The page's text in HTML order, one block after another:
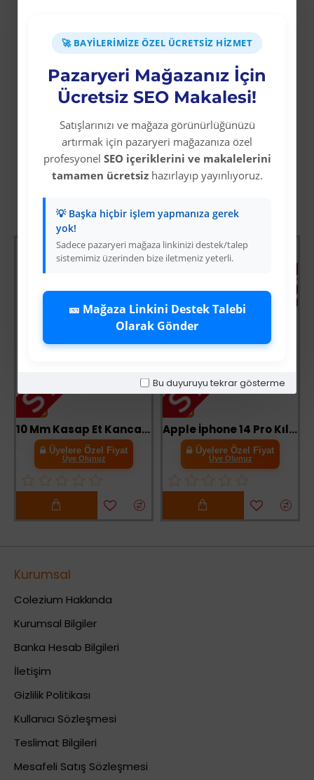
🚀 BAYILERIMIZE ÖZEL ÜCRETSIZ HIZMET
Pazaryeri Mağazanız İçin
Ücretsiz SEO Makalesi!
Satışlarınızı ve mağaza görünürlüğünüzü
artırmak için pazaryeri mağazanıza özel
profesyonel SEO içeriklerini ve makalelerini
tamamen ücretsizhazırlayıp yayınlıyoruz.
💡 Başka hiçbir işlem yapmanıza gerek
yok!
Sadece pazaryeri mağaza linkinizi destek/talep
sistemimiz üzerinden bize iletmeniz yeterli.
🎫 Mağaza Linkini Destek Talebi
Olarak Gönder
Bu duyuruyu tekrar gösterme
ve parlak yüzeye sahiptir. Levha üzerinde
kullanılan şekiller dijital baskı, serigraf
tekniği ile üretilmektedir.
Diğer Kategori Ürünleri
-63 %STOK TÜKENDİ
10 Mm Kasap Et Kancası - 239li Dönerli Set - Et İşleme - Hijyenik - Düzenli - Dayanıklı - Uzun Ömürlü
Üyelere Özel Fiyat
Üye Olunuz
-63 %
STOK
Apple İphone 14 Pro Kılıf Elegant Kapak - Lacivert
Üyelere Özel Fiyat
Üye Olunuz
Kurumsal
Colezium Hakkında
Kurumsal Bilgiler
Banka Hesab Bilgileri
İletişim
Gizlilik Politikası
Kullanıcı Sözleşmesi
Teslimat Bilgileri
Mesafeli Satış Sözleşmesi